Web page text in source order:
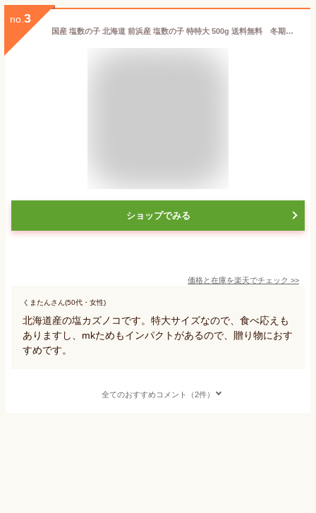
no. 3
国産 塩数の子 北海道 前浜産 塩数の子 特特大 500g 送料無料 冬期間常温発送
ショップでみる
価格と在庫を楽天でチェック >>
くまたんさん(50代・女性)
北海道産の塩カズノコです。特大サイズなので、食べ応えも
ありますし、mkためもインパクトがあるので、贈り物におす
すめです。
全てのおすすめコメント（2件）